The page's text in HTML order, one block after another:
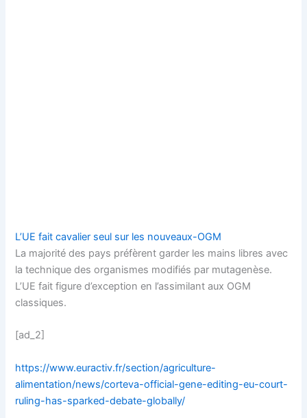
L’UE fait cavalier seul sur les nouveaux-OGM
La majorité des pays préfèrent garder les mains libres avec
la technique des organismes modifiés par mutagenèse.
L’UE fait figure d’exception en l’assimilant aux OGM
classiques.
[ad_2]
https://www.euractiv.fr/section/agriculture-
alimentation/news/corteva-official-gene-editing-eu-court-
ruling-has-sparked-debate-globally/